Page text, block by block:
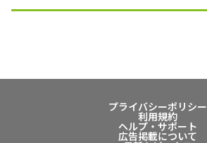
プライバシーポリシー
利用規約
ヘルプ・サポート
広告掲載について